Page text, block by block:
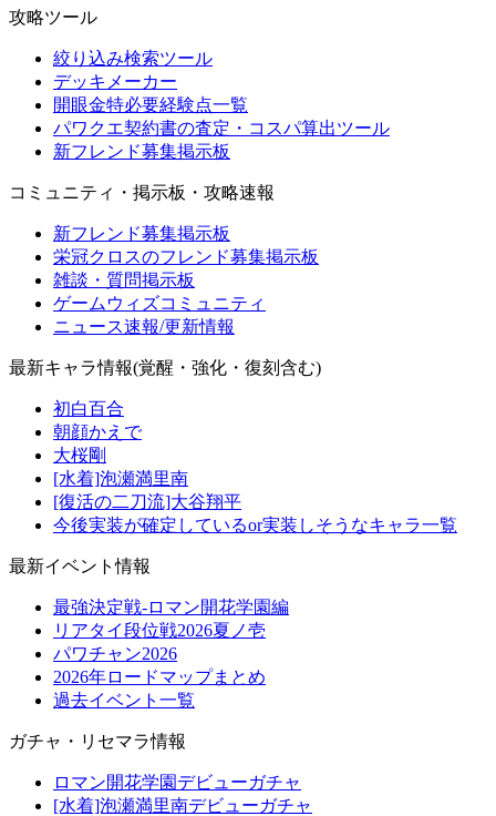
攻略ツール
絞り込み検索ツール
デッキメーカー
開眼金特必要経験点一覧
パワクエ契約書の査定・コスパ算出ツール
新フレンド募集掲示板
コミュニティ・掲示板・攻略速報
新フレンド募集掲示板
栄冠クロスのフレンド募集掲示板
雑談・質問掲示板
ゲームウィズコミュニティ
ニュース速報/更新情報
最新キャラ情報(覚醒・強化・復刻含む)
初白百合
朝顔かえで
大桜剛
[水着]泡瀬満里南
[復活の二刀流]大谷翔平
今後実装が確定しているor実装しそうなキャラ一覧
最新イベント情報
最強決定戦-ロマン開花学園編
リアタイ段位戦2026夏ノ壱
パワチャン2026
2026年ロードマップまとめ
過去イベント一覧
ガチャ・リセマラ情報
ロマン開花学園デビューガチャ
[水着]泡瀬満里南デビューガチャ